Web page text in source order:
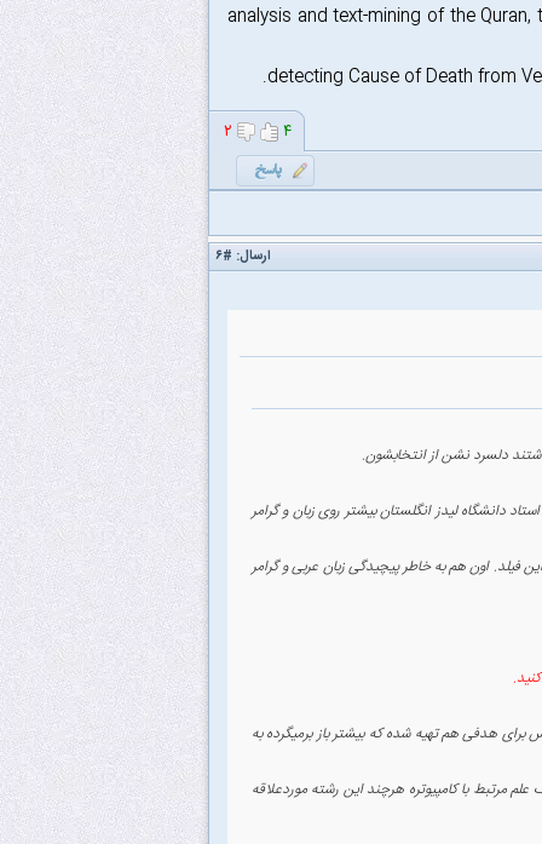
- analysis and text-mining of the
۴ ۲
ارسال: #۶
دلسرد نشن از انتخابشون.
دانشگاه لیدز انگلستان بیشتر روی زبان و گرامر
فیلد. اون هم به خاطر پیچیدگی زبان عربی و گرامر
هدفی هم تهیه شده که بیشتر باز برمیگرده به
مرتبط با کامپیوتره هرچند این رشته موردعلاقه